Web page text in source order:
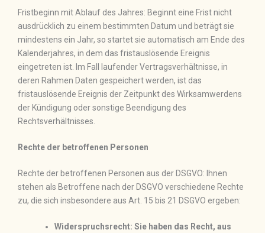
Fristbeginn mit Ablauf des Jahres: Beginnt eine Frist nicht
ausdrücklich zu einem bestimmten Datum und beträgt sie
mindestens ein Jahr, so startet sie automatisch am Ende des
Kalenderjahres, in dem das fristauslösende Ereignis
eingetreten ist. Im Fall laufender Vertragsverhältnisse, in
deren Rahmen Daten gespeichert werden, ist das
fristauslösende Ereignis der Zeitpunkt des Wirksamwerdens
der Kündigung oder sonstige Beendigung des
Rechtsverhältnisses.
Rechte der betroffenen Personen
Rechte der betroffenen Personen aus der DSGVO: Ihnen
stehen als Betroffene nach der DSGVO verschiedene Rechte
zu, die sich insbesondere aus Art. 15 bis 21 DSGVO ergeben:
Widerspruchsrecht: Sie haben das Recht, aus